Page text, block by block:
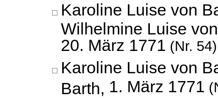
Karoline Luise von
Wilhelmine Luise
20. März 1771 (Nr. 54)
Karoline Luise von
Barth, 1. März 1771